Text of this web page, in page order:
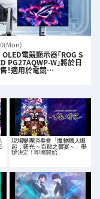
電競顯示器「ROG S
PG27AQWP-W」將於日
！適用於電競…
現場樂團演奏會「魔物獵人崛
起：曙光 ～百龍之響宴～」舉
辦決定！即將開始…